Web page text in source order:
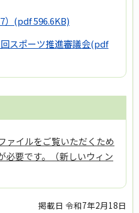
(pdf 596.6KB)
スポーツ推進審議会(pdf
ァイルをご覧いただくため
必要です。（新しいウィン
掲載日 令和7年2月18日